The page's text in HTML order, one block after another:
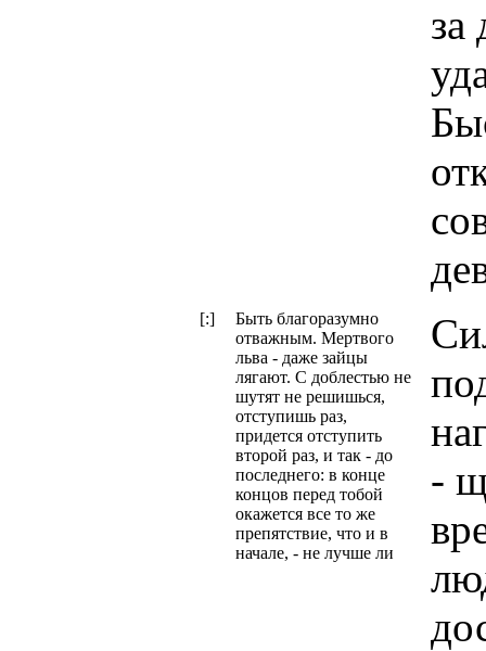
за
[:]
Быть благоразумно
отважным. Мертвого
льва - даже зайцы
лягают. С доблестью не
шутят не решишься,
отступишь раз,
придется отступить
второй раз, и так - до
последнего: в конце
концов перед тобой
окажется все то же
препятствие, что и в
начале, - не лучше ли
-